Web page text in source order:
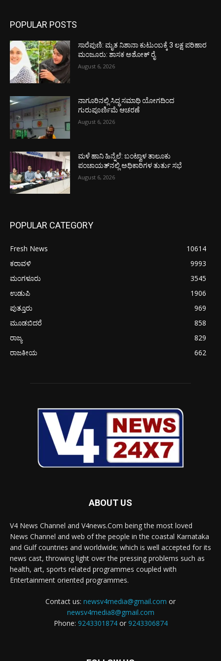
POPULAR POSTS
ಸಾರೆಪುಣಿ: ಮೃತ ನಿಶಾನಾ ಕುಟುಂಬಕ್ಕೆ 3 ಲಕ್ಷ ಪರಿಹಾರ
ಮಂಜೂರು: ಶಾಸಕ ಅಶೋಕ್ ರೈ
August 6, 2026
ನಾಗೂರಿನಲ್ಲಿ ಸಿದ್ಧ ಸಮಾಧಿ ಯೋಗದಿಂದ
ಗುರುಪೂರ್ಣಿಮೆ ಆಚರಣೆ
August 6, 2026
ಮಳೆ ಹಾನಿ ಹಿನ್ನೆಲೆ: ಬಂಟ್ವಾಳ ತಾಲೂಕು
ಪಂಚಾಯತ್‌ನಲ್ಲಿ ಅಧಿಕಾರಿಗಳ ತುರ್ತು ಸಭೆ
August 6, 2026
POPULAR CATEGORY
Fresh News
10614
ಕರಾವಳಿ
9993
ಮಂಗಳೂರು
3545
ಉಡುಪಿ
1906
ಪುತ್ತೂರು
969
ಮೂಡಬಿದರೆ
858
ರಾಜ್ಯ
829
ರಾಜಕೀಯ
662
ABOUT US
V4 News Channel and V4news.Com being the most loved
News Channel and web of the people in the coastal Karnataka
and Gulf countries and worldwide; which is well accepted for its
news cast, throwing light over the pressing problems such as
health, art, sports related programmes coupled with
Entertainment oriented programmes.
Contact us: newsv4media@gmail.com or
newsv4media8@gmail.com
Phone: 9243301874or 9243306874